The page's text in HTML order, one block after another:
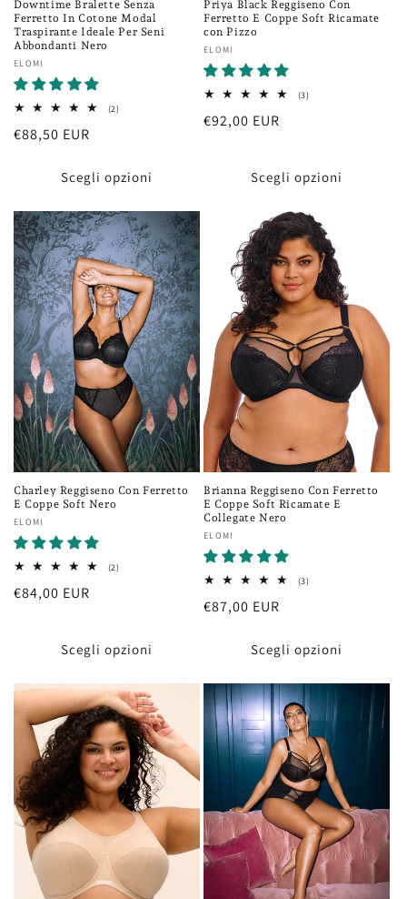
Downtime Bralette Senza
Ferretto In Cotone Modal
Traspirante Ideale Per Seni
Abbondanti Nero
Fornitore:
ELOMI
(2)2
Prezzo
€88,50 EUR
Scegli opzioni
Priya Black Reggiseno Con
Ferretto E Coppe Soft Ricamate
con Pizzo
Fornitore:
ELOMI
(3)3
Prezzo
€92,00 EUR
Scegli opzioni
Charley Reggiseno Con Ferretto
E Coppe Soft Nero
Fornitore:
ELOMI
(2)2
Prezzo
€84,00 EUR
Scegli opzioni
Brianna Reggiseno Con Ferretto
E Coppe Soft Ricamate E
Collegate Nero
Fornitore:
ELOMI
(3)3
Prezzo
€87,00 EUR
Scegli opzioni